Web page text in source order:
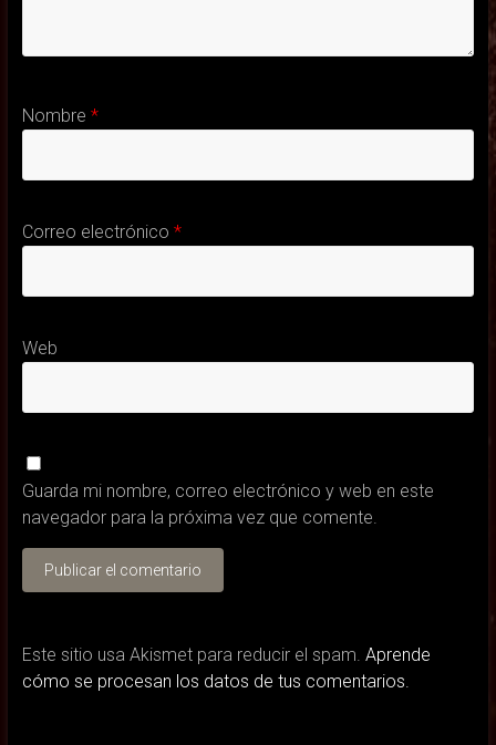
Nombre *
Correo electrónico *
Web
Guarda mi nombre, correo electrónico y web en este
navegador para la próxima vez que comente.
Este sitio usa Akismet para reducir el spam. Aprende
cómo se procesan los datos de tus comentarios.